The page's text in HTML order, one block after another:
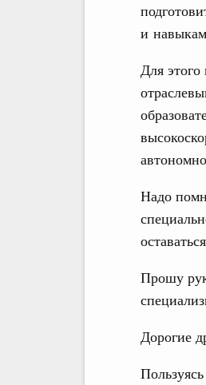
и
Для
Надо
Прошу
Дорогие